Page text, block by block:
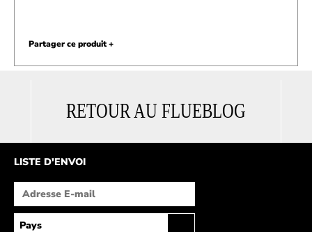
RETOUR AU FLUEBLOG
Partager ce produit +
LISTE D'ENVOI